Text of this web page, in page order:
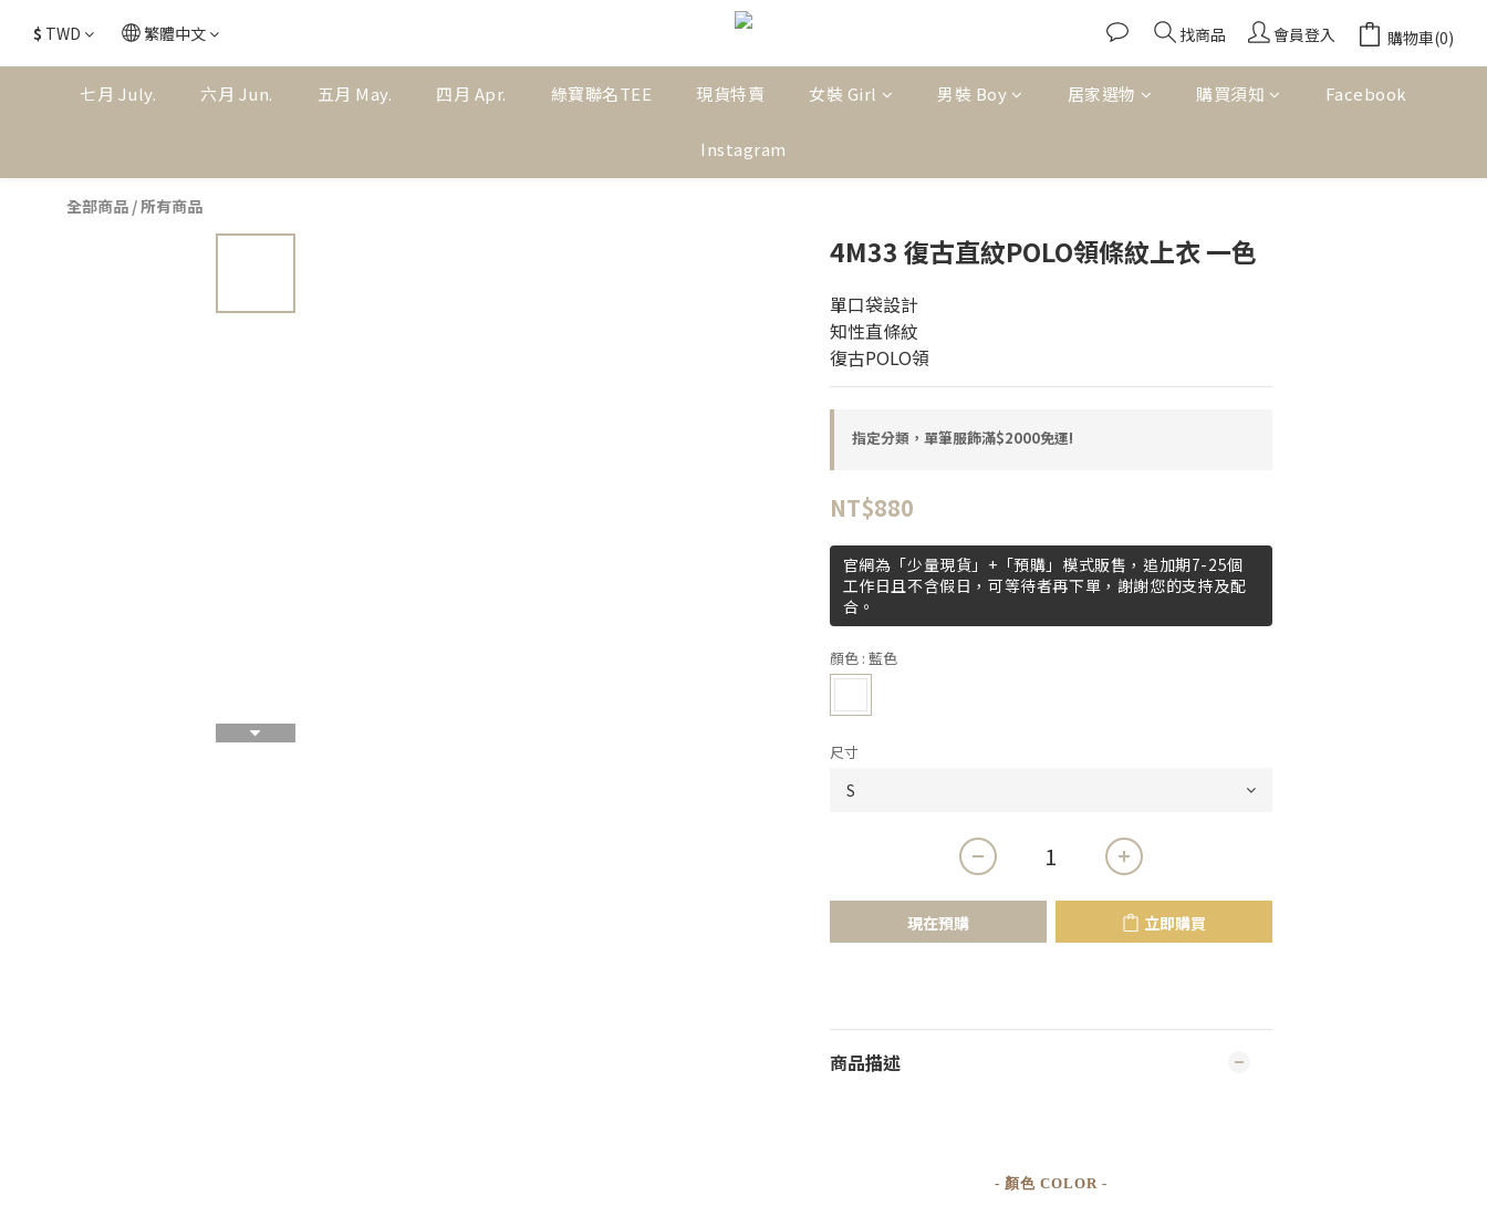
$ TWD 繁體中文 找商品 會員登入 購物車(0)
七月 July. 六月 Jun. 五月 May. 四月 Apr. 綠寶聯名TEE 現貨特賣 女裝 Girl 男裝 Boy 居家選物 購買須知 Facebook
Instagram
全部商品 /所有商品
4M33 復古直紋POLO領條紋上衣 一色
單口袋設計
知性直條紋
復古POLO領
指定分類，單筆服飾滿$2000免運!
NT$880
官網為「少量現貨」+「預購」模式販售，追加期7-25個
工作日且不含假日，可等待者再下單，謝謝您的支持及配
合。
顏色 : 藍色
尺寸
現在預購 立即購買
商品描述
- 顏色 COLOR -